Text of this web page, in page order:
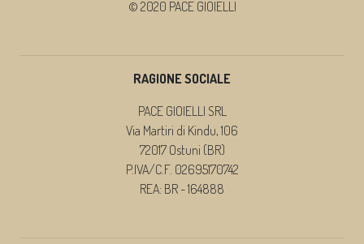
© 2020 PACE GIOIELLI
RAGIONE SOCIALE
PACE GIOIELLI SRL
Via Martiri di Kindu, 106
72017 Ostuni (BR)
P.IVA/C.F. 02695170742
REA: BR - 164888